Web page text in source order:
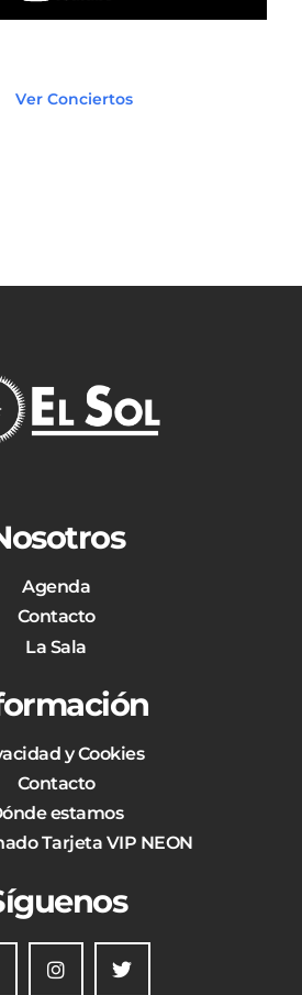
Ver Conciertos
Nosotros
Agenda
Contacto
La Sala
y Cookies
Contacto
estamos
Tarjeta VIP NEON
Síguenos